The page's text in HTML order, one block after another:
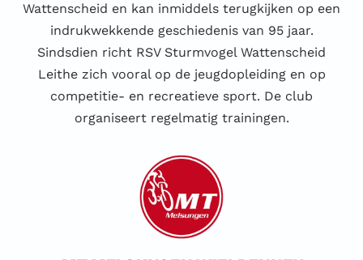
Wattenscheid en kan inmiddels terugkijken op een
indrukwekkende geschiedenis van 95 jaar.
Sindsdien richt RSV Sturmvogel Wattenscheid
Leithe zich vooral op de jeugdopleiding en op
competitie- en recreatieve sport. De club
organiseert regelmatig trainingen.